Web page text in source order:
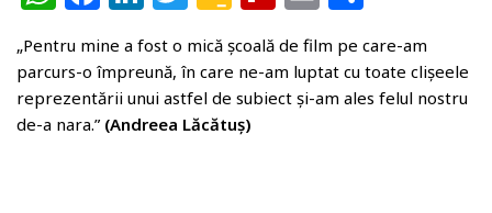
at
s
A
c
e
b
k
e
dI
w
itt
e
r
o
gl
e
ip
b
o
ai
l
ta
je
„Pentru mine a fost o mică școală de film pe care-am
parcurs-o împreună, în care ne-am luptat cu toate clișeele
reprezentării unui astfel de subiect și-am ales felul nostru
de-a nara.” (Andreea Lăcătuș)